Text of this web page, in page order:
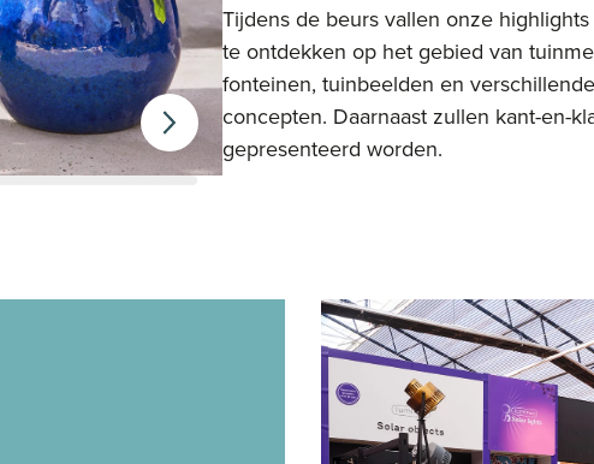
Tijdens de beurs vallen onze
te ontdekken op het gebied van
fonteinen, tuinbeelden en
concepten. Daarnaast zullen kant-en-
gepresenteerd worden.